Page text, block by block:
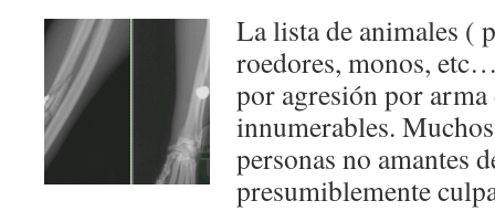
La lista de animales (
roedores, monos,
por agresión por
innumerables.
personas no amantes
presumiblemente